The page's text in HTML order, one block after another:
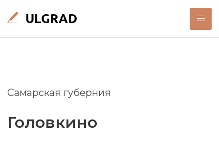
Самарская губерния
Головкино